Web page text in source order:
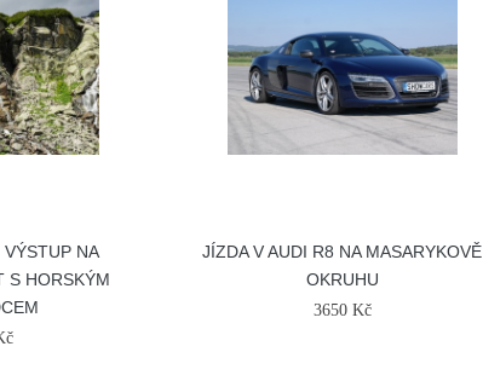
VÝSTUP NA
S HORSKÝM
JÍZDA V AUDI R8 NA MASARYKOVĚ
OKRUHU
3650 Kč